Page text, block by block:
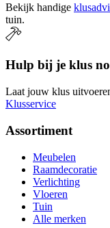
Bekijk handige
tuin.
Hulp bij je klus
Laat jouw klus
Klusservice
Assortiment
Meubelen
Raamdecoratie
Verlichting
Vloeren
Tuin
Alle merken